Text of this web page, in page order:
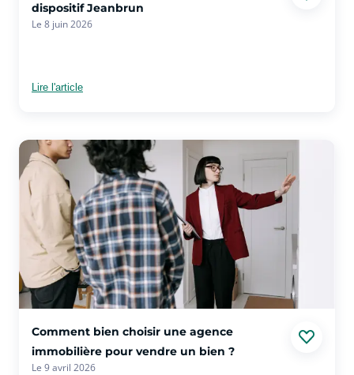
dispositif Jeanbrun
Le 8 juin 2026
Lire l'article
Comment bien choisir une agence
immobilière pour vendre un bien ?
Le 9 avril 2026
voir plus sur l'article Comment bien choisir une agence